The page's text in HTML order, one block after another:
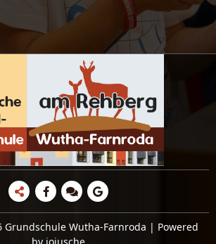
Wutha-Farnroda | Powered